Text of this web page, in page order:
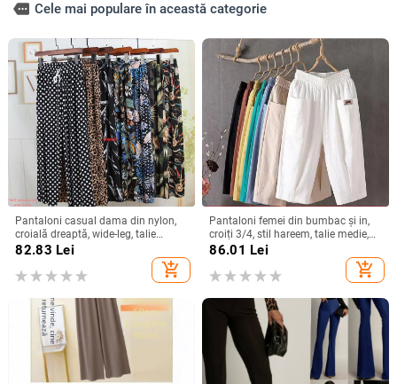
more Cele mai populare în această categorie
Pantaloni casual dama din nylon,
croială dreaptă, wide-leg, talie
înaltă, lungime până la gleznă,
82.83 Lei
add_shopping_cart
Pantaloni femei din bumbac și in,
croiți 3/4, stil hareem, talie medie,
croială lejeră, vară casual
86.01 Lei
add_shopping_cart